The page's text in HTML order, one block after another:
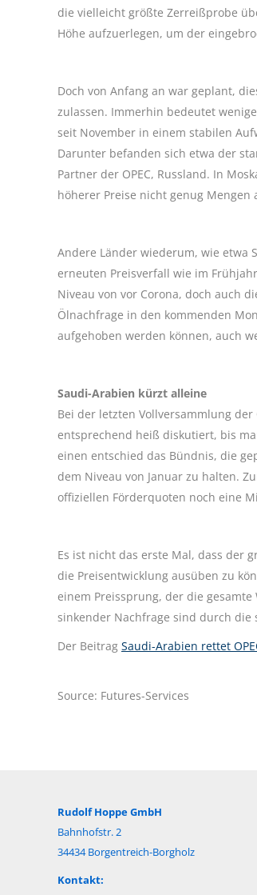
die vielleicht größte Zerreißprobe
Höhe aufzuerlegen, um der
Doch von Anfang an war geplant,
zulassen. Immerhin bedeutet
seit November in einem stabilen
Darunter befanden sich etwa der
Partner der OPEC, Russland. In
höherer Preise nicht genug
Andere Länder wiederum, wie etwa
erneuten Preisverfall wie im
Niveau von vor Corona, doch auch
Ölnachfrage in den kommenden
aufgehoben werden können, auch
Saudi-Arabien kürzt alleine
Bei der letzten Vollversammlung
entsprechend heiß diskutiert, bis
einen entschied das Bündnis, die
dem Niveau von Januar zu halten.
offiziellen Förderquoten noch eine
Es ist nicht das erste Mal, dass der
die Preisentwicklung ausüben zu
einem Preissprung, der die
sinkender Nachfrage sind durch
Der Beitrag Saudi-Arabien rettet
Source: Futures-Services
Rudolf Hoppe GmbH
Bahnhofstr. 2
34434 Borgentreich-Borgholz
Kontakt: